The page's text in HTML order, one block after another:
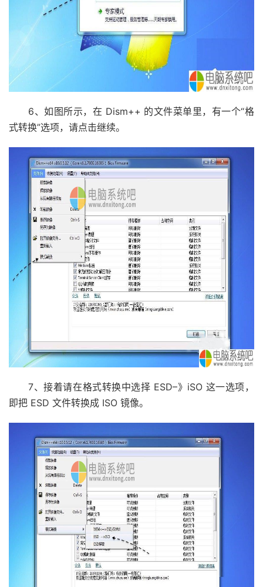
6、如图所示，在 Dism++ 的文件菜单里，有一个“格
式转换”选项，请点击继续。
7、接着请在格式转换中选择 ESD–》iSO 这一选项，
即把 ESD 文件转换成 ISO 镜像。